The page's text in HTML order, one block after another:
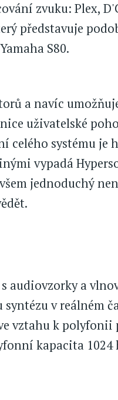
zvuku: Plex,
představuje
S80.
a navíc
uživatelské
systému je
vypadá
jednoduchý
audiovzorky a
v reálném
vztahu k polyfonii
kapacita 1024